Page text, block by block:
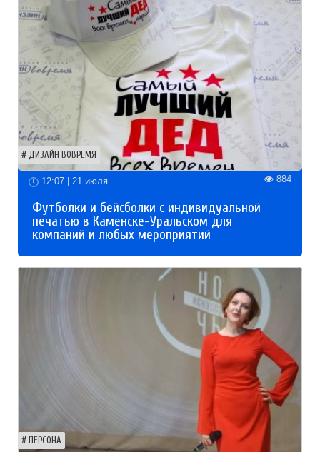
ДИЗАЙН ВОВРЕМЯ
12:07 | 21 июля 884
Футболки и бейсболки с индивидуальной
печатью в Каменске-Уральском для
компаний и любых мероприятий
ПЕРСОНА